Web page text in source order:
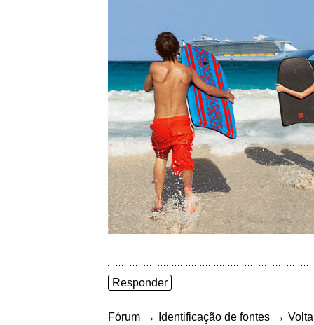
Responder
Fórum → Identificação de fontes →